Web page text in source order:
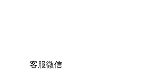
客服微信